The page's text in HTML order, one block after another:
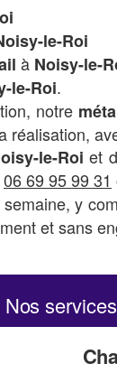
le-Roi
à Noisy-le-
le-Roi.
notre
réalisation,
le-Roi et
06 69 95 99 31
y
et sans
Nos